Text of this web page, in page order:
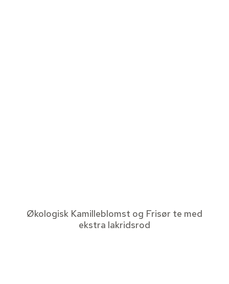
Økologisk Kamilleblomst og Frisør te med
ekstra lakridsrod